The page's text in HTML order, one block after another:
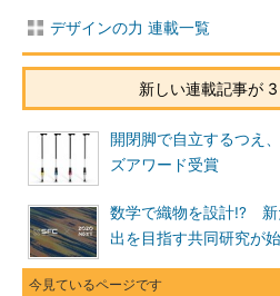
デザインの力 連載一覧
新しい連載記事が
開閉脚で自立するつえ
ズアワード受賞
数学で織物を設計!? 新
出を目指す共同研究が